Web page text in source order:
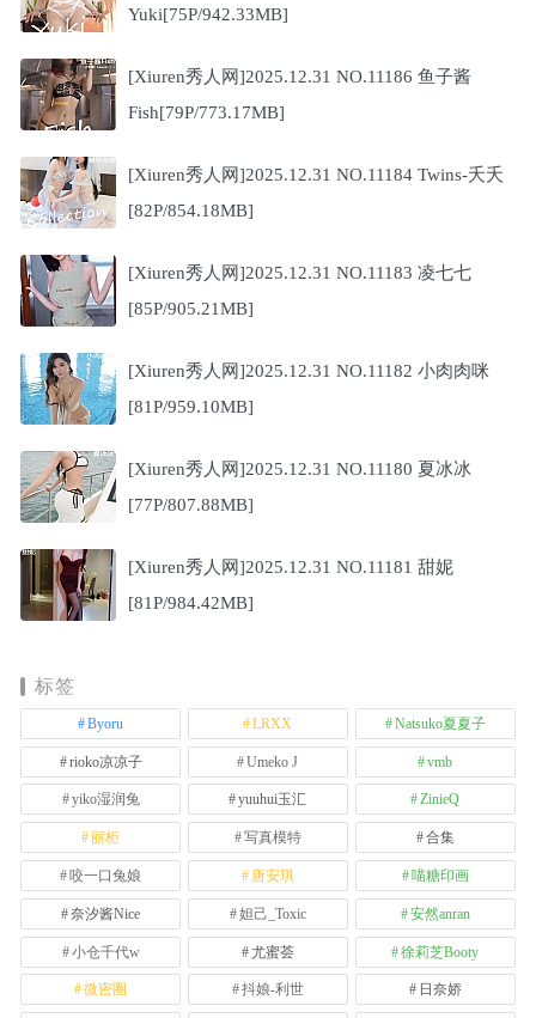
Yuki[75P/942.33MB]
[Xiuren秀人网]2025.12.31 NO.11186 鱼子酱
Fish[79P/773.17MB]
[Xiuren秀人网]2025.12.31 NO.11184 Twins-夭夭
[82P/854.18MB]
[Xiuren秀人网]2025.12.31 NO.11183 凌七七
[85P/905.21MB]
[Xiuren秀人网]2025.12.31 NO.11182 小肉肉咪
[81P/959.10MB]
[Xiuren秀人网]2025.12.31 NO.11180 夏冰冰
[77P/807.88MB]
[Xiuren秀人网]2025.12.31 NO.11181 甜妮
[81P/984.42MB]
标签
Byoru LRXX Natsuko夏夏子
rioko凉凉子 Umeko J vmb
yiko湿润兔 yuuhui玉汇 ZinieQ
丽柜 写真模特 合集
咬一口兔娘 唐安琪 喵糖印画
奈汐酱Nice 妲己_Toxic 安然anran
小仓千代w 尤蜜荟 徐莉芝Booty
微密圈 抖娘-利世 日奈娇